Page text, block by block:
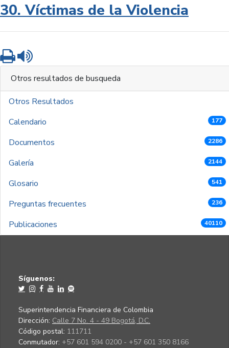
30. Víctimas de la Violencia
Imprimir
Otros resultados de busqueda
Otros Resultados
Calendario
177
Documentos 2286
Galería 2144
Glosario 541
Preguntas frecuentes 236
Publicaciones 40110
Síguenos:
Superintendencia Financiera de Colombia
Dirección: Calle 7 No. 4 - 49 Bogotá, D.C.
Código postal: 111711
Conmutador: +57 601 594 0200 - +57 601 350 8166